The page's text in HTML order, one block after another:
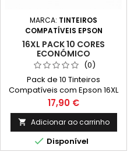
MARCA: TINTEIROS
COMPATÍVEIS EPSON
16XL PACK 10 CORES
ECONÓMICO
(0)
Pack de 10 Tinteiros
Compatíveis com Epson 16XL
constituído por: 4 Tinteiros
Compatíveis Epson 16XL Preto,
T1631 - Capacidade: 17 ml2
Tinteiros Compatíveis Epson
16XL Ciano, T1632
- Capacidade: 11,6 ml2
Preço
17,90 €
 Adicionar ao carrinho
 Disponível